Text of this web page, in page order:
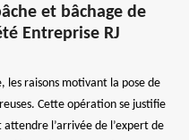
et bâchage de
Entreprise RJ
les raisons motivant la pose de
Cette opération se justifie
l’arrivée de l’expert de